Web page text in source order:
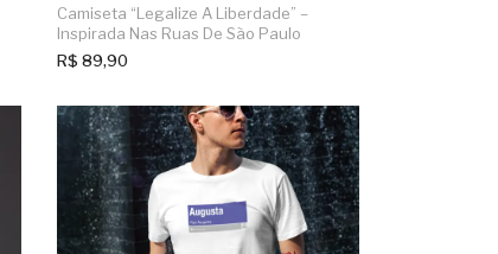
Camiseta “Legalize A Liberdade” –
Inspirada Nas Ruas De São Paulo
R$ 89,90